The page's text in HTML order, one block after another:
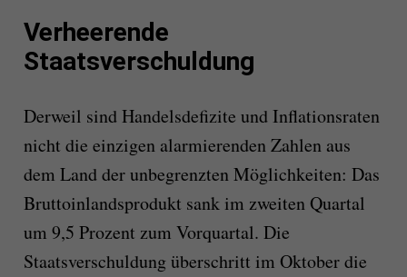
Verheerende
Staatsverschuldung
Derweil sind Handelsdefizite und Inflationsraten
nicht die einzigen alarmierenden Zahlen aus
dem Land der unbegrenzten Möglichkeiten: Das
Bruttoinlandsprodukt sank im zweiten Quartal
um 9,5 Prozent zum Vorquartal. Die
Staatsverschuldung überschritt im Oktober die